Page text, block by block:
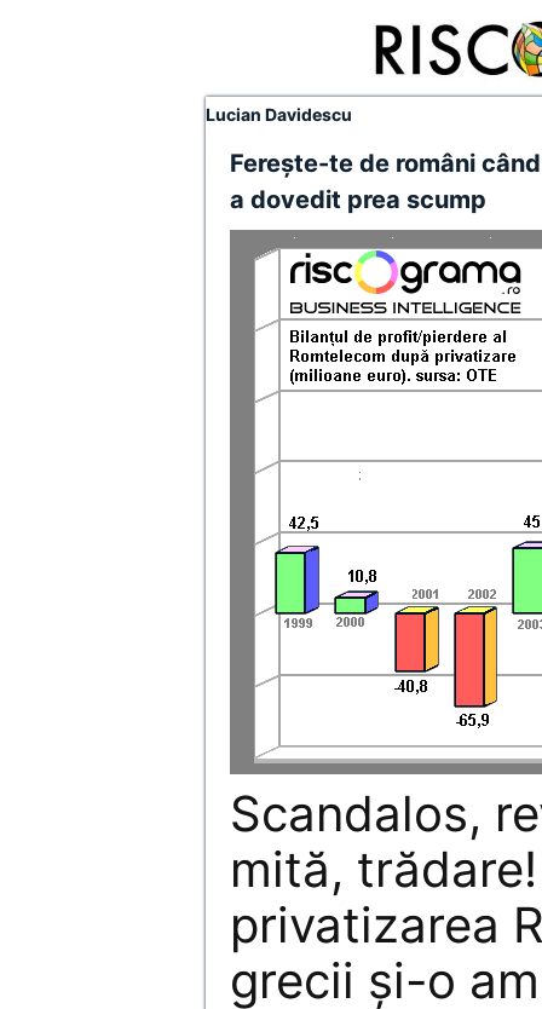
Lucian Davidescu
Fereşte-te de români
a dovedit prea scump
Scandalos,
mită,
privatizarea
grecii şi-o